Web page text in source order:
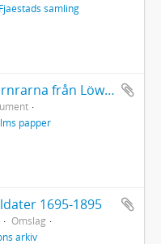
samling
Julhälsning till Mörnrarna från Löwenhjelmarna
papper
1695-1895
Omslag
arkiv